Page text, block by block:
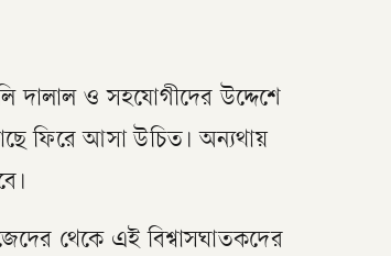
দালাল ও সহযোগীদের উদ্দেশে
ফিরে আসা উচিত। অন্যথায়
থেকে এই বিশ্বাসঘাতকদের